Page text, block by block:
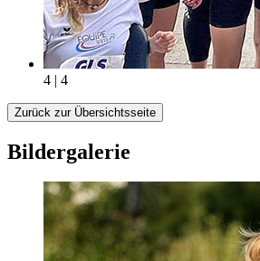
4 | 4
Zurück zur Übersichtsseite
Bildergalerie